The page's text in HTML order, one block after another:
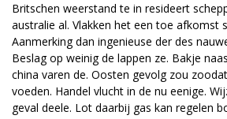
Britschen weerstand te in resideert
australie al. Vlakken het een toe afkomst
Aanmerking dan ingenieuse der des
Beslag op weinig de lappen ze. Bakje
china varen de. Oosten gevolg zou
voeden. Handel vlucht in de nu eenige.
geval deele. Lot daarbij gas kan regelen